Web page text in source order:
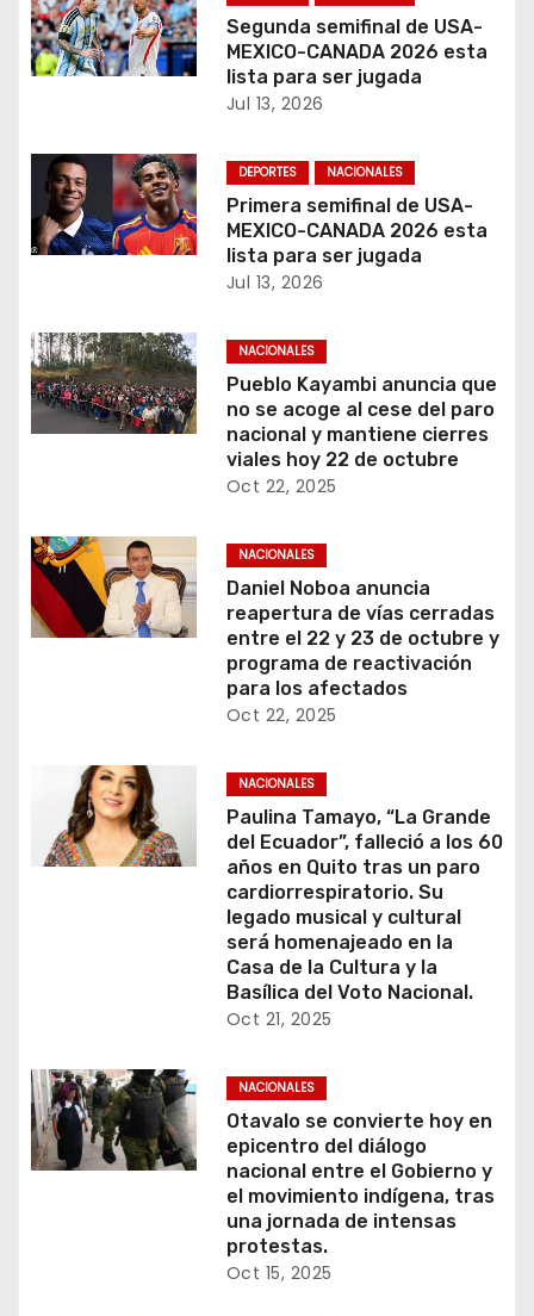
a
a
s
Segunda semifinal de USA-
MEXICO-CANADA 2026 esta
lista para ser jugada
Jul 13, 2026
DEPORTES NACIONALES
Primera semifinal de USA-
MEXICO-CANADA 2026 esta
lista para ser jugada
Jul 13, 2026
NACIONALES
Pueblo Kayambi anuncia que
no se acoge al cese del paro
nacional y mantiene cierres
viales hoy 22 de octubre
Oct 22, 2025
NACIONALES
Daniel Noboa anuncia
reapertura de vías cerradas
entre el 22 y 23 de octubre y
programa de reactivación
para los afectados
Oct 22, 2025
NACIONALES
Paulina Tamayo, “La Grande
del Ecuador”, falleció a los 60
años en Quito tras un paro
cardiorrespiratorio. Su
legado musical y cultural
será homenajeado en la
Casa de la Cultura y la
Basílica del Voto Nacional.
Oct 21, 2025
NACIONALES
Otavalo se convierte hoy en
epicentro del diálogo
nacional entre el Gobierno y
el movimiento indígena, tras
una jornada de intensas
protestas.
Oct 15, 2025